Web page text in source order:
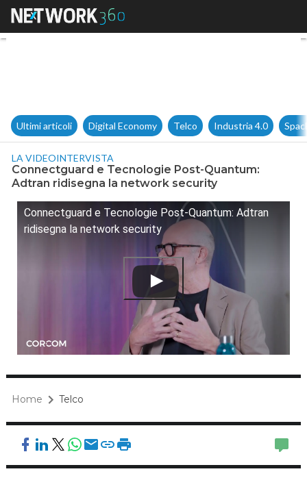
Connectguard e Tecnologie
Ultimi articoli Digital Economy Telco Industria 4.0
LA VIDEOINTERVISTA
Connectguard e Tecnologie Post-Quantum:
Adtran ridisegna la network security
Connectguard e Tecnologie Post-Quantum: Adtran
ridisegna la network security
Home Telco